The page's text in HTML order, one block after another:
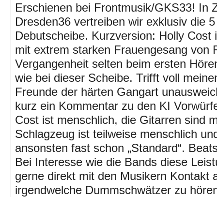
Erschienen bei Frontmusik/GKS33! In
Dresden36 vertreiben wir exklusiv die
Debutscheibe. Kurzversion: Holly
mit extrem starken Frauengesang von
Vergangenheit selten beim ersten
wie bei dieser Scheibe. Trifft voll
Freunde der härten Gangart
kurz ein Kommentar zu den KI
Cost ist menschlich, die Gitarren sind
Schlagzeug ist teilweise menschlich
ansonsten fast schon „Standard“.
Bei Interesse wie die Bands diese
gerne direkt mit den Musikern Kontakt
irgendwelche Dummschwätzer zu